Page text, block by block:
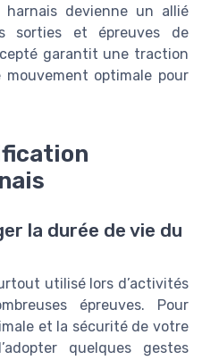
devienne un allié
sorties et épreuves de
garantit une traction
optimale pour
la durée de vie du
utilisé lors d’activités
épreuves. Pour
et la sécurité de votre
quelques gestes